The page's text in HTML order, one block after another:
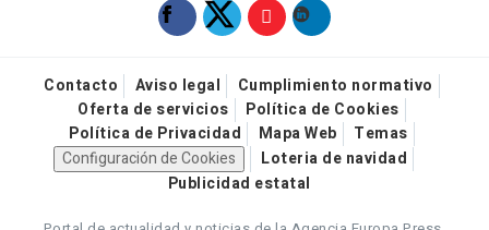
Contacto Aviso legal
Cumplimiento normativo
Oferta de servicios
Política de Cookies
Política de Privacidad
Mapa Web
Temas
Configuración de Cookies
Loteria de navidad
Publicidad estatal